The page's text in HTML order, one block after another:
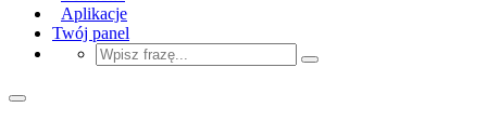
Aplikacje
Twój panel